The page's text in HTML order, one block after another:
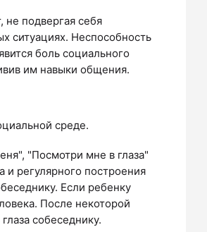
подвергая себя
ситуациях. Неспособность
боль социального
им навыки общения.
среде.
"Посмотри мне в глаза"
и регулярного построения
Если ребенку
После некоторой
собеседнику.